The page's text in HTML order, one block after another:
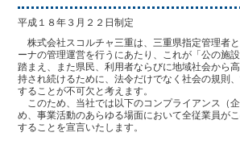
平成１８年３月２２日制定
株式会社スコルチャ三重は、三重県指定管理者
ーナの管理運営を行うにあたり、これが「公の施
踏まえ、また県民、利用者ならびに地域社会から
持され続けるために、法令だけでなく社会の規則
することが不可欠と考えます。
このため、当社では以下のコンプライアンス（
め、事業活動のあらゆる場面において全従業員が
することを宣言いたします。